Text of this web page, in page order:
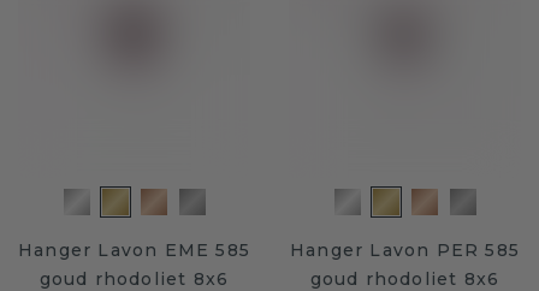
Hanger Lavon EME 585
goud rhodoliet 8x6
Hanger Lavon PER 585
goud rhodoliet 8x6